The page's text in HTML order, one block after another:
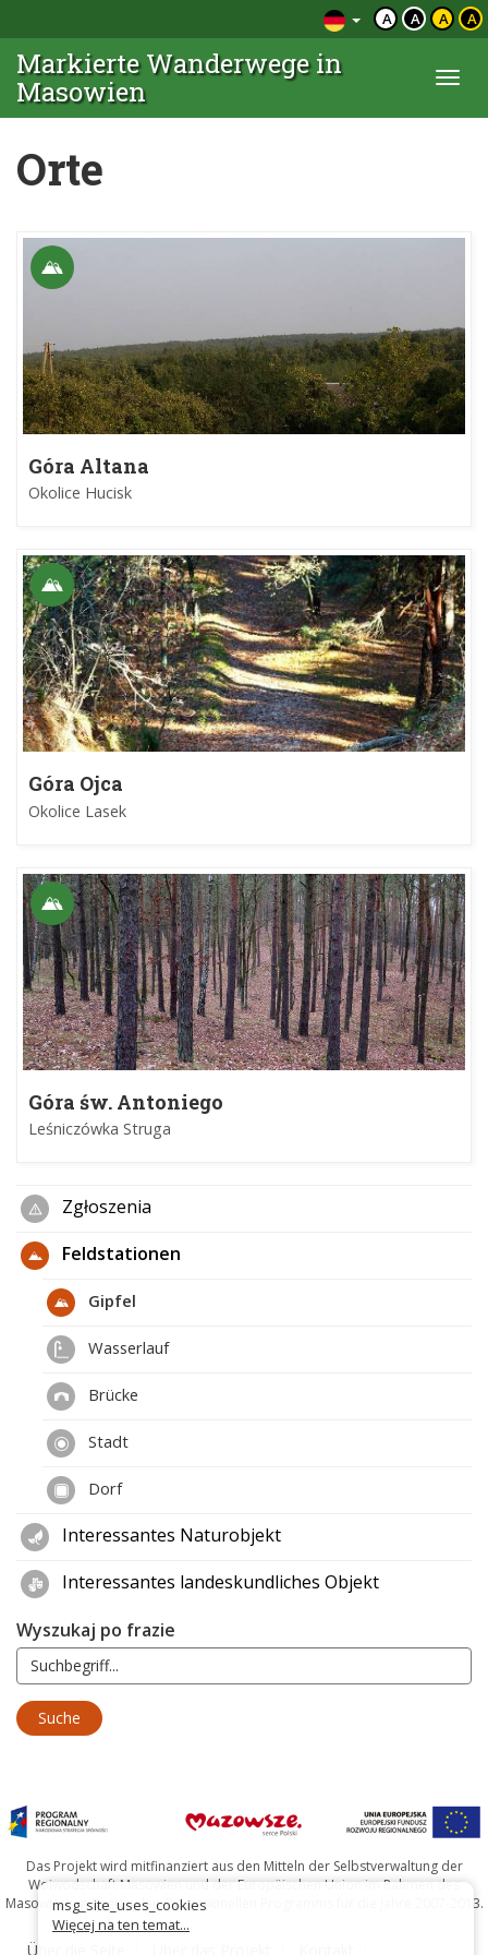
A A A A
Markierte Wanderwege in
Masowien
Orte
Góra Altana
Okolice Hucisk
Góra Ojca
Okolice Lasek
Góra św. Antoniego
Leśniczówka Struga
Zgłoszenia
Feldstationen
Gipfel
Wasserlauf
Brücke
Stadt
Dorf
Interessantes Naturobjekt
Interessantes landeskundliches Objekt
Wyszukaj po frazie
Das Projekt wird mitfinanziert aus den Mitteln der Selbstverwaltung der
Woiwodschaft Masowien und der Europäischen Union im Rahmen des
Masowischen Regionalen Operationellen Programms für die Jahre 2007-2013.
Über die Seite
msg_site_uses_cookies
Więcej na ten temat...